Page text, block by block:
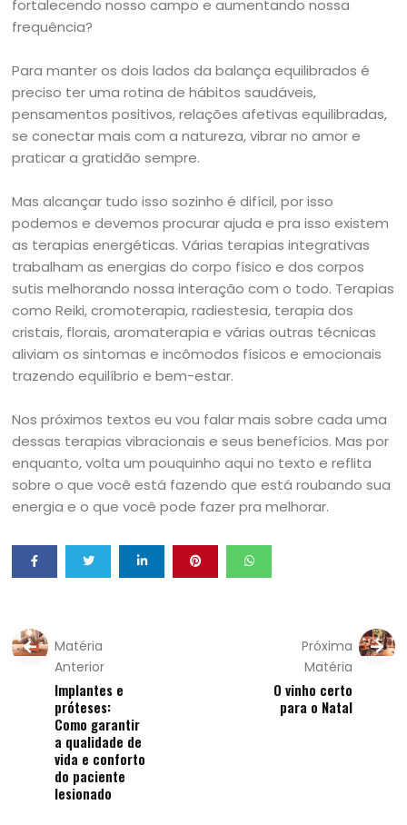
fortalecendo nosso campo e aumentando nossa
frequência?
Para manter os dois lados da balança equilibrados é
preciso ter uma rotina de hábitos saudáveis,
pensamentos positivos, relações afetivas equilibradas,
se conectar mais com a natureza, vibrar no amor e
praticar a gratidão sempre.
Mas alcançar tudo isso sozinho é difícil, por isso
podemos e devemos procurar ajuda e pra isso existem
as terapias energéticas. Várias terapias integrativas
trabalham as energias do corpo físico e dos corpos
sutis melhorando nossa interação com o todo. Terapias
como Reiki, cromoterapia,radiestesia, terapia dos
cristais, florais, aromaterapia e várias outras técnicas
aliviam os sintomas e incômodos físicos e emocionais
trazendo equilíbrio e bem-estar.
Nos próximos textos eu vou falar mais sobre cada uma
dessas terapias vibracionais e seus benefícios. Mas por
enquanto, volta um pouquinho aqui no texto e reflita
sobre o que você está fazendo que está roubando sua
energia e o que você pode fazer pra melhorar.
Matéria
Anterior
Implantes e
próteses:
Como garantir
a qualidade de
vida e conforto
do paciente
lesionado
Próxima
Matéria
O vinho certo
para o Natal